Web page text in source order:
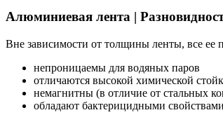
Алюминиевая лента |
Вне зависимости от толщины ленты, все
непроницаемы для водяных паров
отличаются высокой химической
немагнитны (в отличие от стальных
обладают бактерицидными свойствами